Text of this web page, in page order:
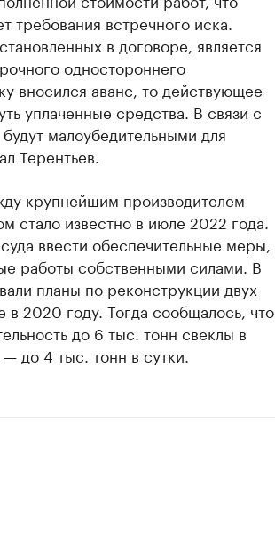
требования встречного иска.
в договоре, является
одностороннего
вносился аванс, то действующее
уплаченные средства. В связи с
малоубедительными для
Терентьев.
крупнейшим производителем
стало известно в июле 2022 года.
ввести обеспечительные меры,
работы собственными силами. В
планы по реконструкции двух
2020 году. Тогда сообщалось, что
до 6 тыс. тонн свеклы в
до 4 тыс. тонн в сутки.